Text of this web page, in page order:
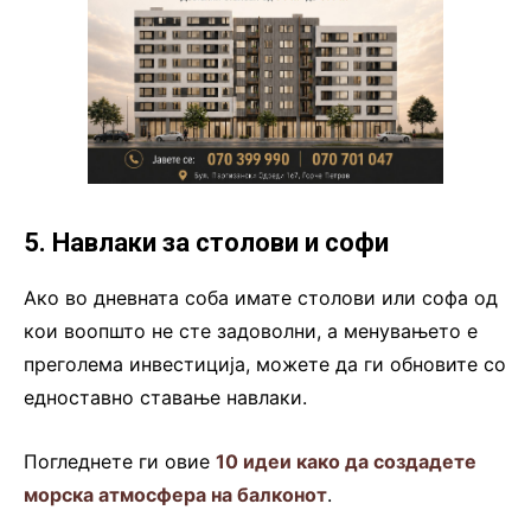
5. Навлаки за столови и софи
Ако во дневната соба имате столови или софа од
кои воопшто не сте задоволни, а менувањето е
преголема инвестиција, можете да ги обновите со
едноставно ставање навлаки.
Погледнете ги овие 10 идеи како да создадете
морска атмосфера на балконот.